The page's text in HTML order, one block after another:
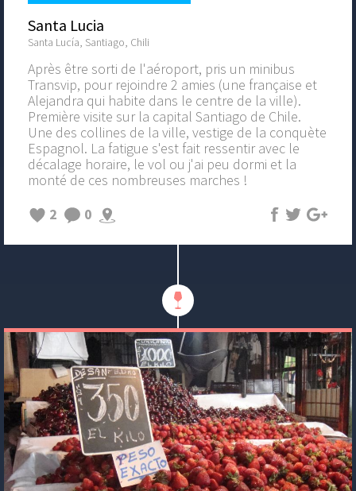
Santa Lucia
Santa Lucía, Santiago, Chili
Après être sorti de l'aéroport, pris un minibus
Transvip, pour rejoindre 2 amies (une française et
Alejandra qui habite dans le centre de la ville).
Première visite sur la capital Santiago de Chile.
Une des collines de la ville, vestige de la conquète
Espagnol. La fatigue s'est fait ressentir avec le
décalage horaire, le vol ou j'ai peu dormi et la
monté de ces nombreuses marches !
2
0